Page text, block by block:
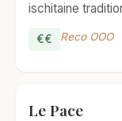
ischitaine
€€ Reco OOO
Le Pace